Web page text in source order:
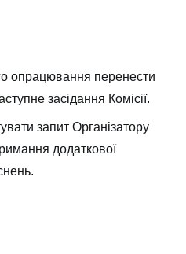
опрацювання перенести
засідання Комісії.
запит Організатору
додаткової